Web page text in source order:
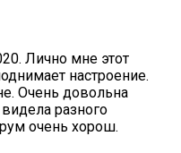
Лично мне этот
настроение.
Очень довольна
разного
очень хорош.